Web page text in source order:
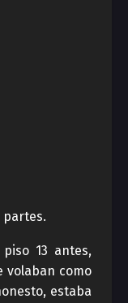
partes.
13 antes,
volaban como
estaba